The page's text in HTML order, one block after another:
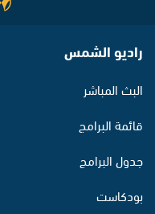
راديو الشمس
البث المباشر
قائمة البرامج
جدول البرامج
بودكاست